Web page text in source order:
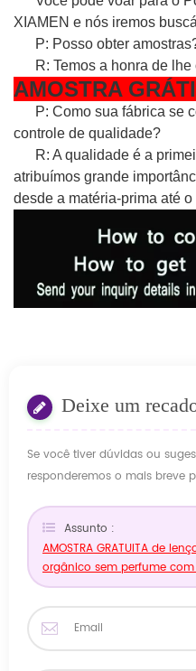
XIAMEN e nós iremos
P: Posso obter
R: Temos a honra de
AMOSTRA
P: Como sua fábrica se
controle de qualidade?
R: A qualidade é a
atribuímos grande
desde a matéria-prima até o
Deixe um
Se você tiver dúvidas ou
responderemos o mais breve
Assunto :
AMOSTRA GRATUITA de
orgânico sem perfume